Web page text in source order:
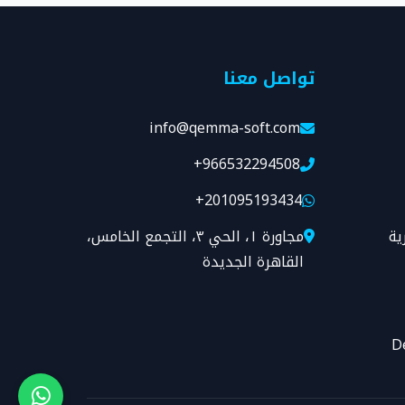
تواصل معنا
info@qemma-soft.com
+966532294508
+201095193434
مجاورة ١، الحي ٣، التجمع الخامس،
القاهرة الجديدة